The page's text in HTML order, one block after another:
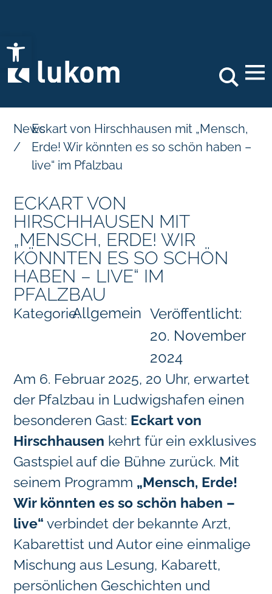
Open toolbar
Search
News
/
Eckart von Hirschhausen mit „Mensch,
Erde! Wir könnten es so schön haben –
live“ im Pfalzbau
ECKART VON
HIRSCHHAUSEN MIT
„MENSCH, ERDE! WIR
KÖNNTEN ES SO SCHÖN
HABEN – LIVE“ IM
PFALZBAU
Kategorie:Allgemein Veröffentlicht:
20. November
2024
Am 6. Februar 2025, 20 Uhr, erwartet
der Pfalzbau in Ludwigshafen einen
besonderen Gast: Eckart von
Hirschhausen kehrt für ein exklusives
Gastspiel auf die Bühne zurück. Mit
seinem Programm „Mensch, Erde!
Wir könnten es so schön haben –
live“ verbindet der bekannte Arzt,
Kabarettist und Autor eine einmalige
Mischung aus Lesung, Kabarett,
persönlichen Geschichten und